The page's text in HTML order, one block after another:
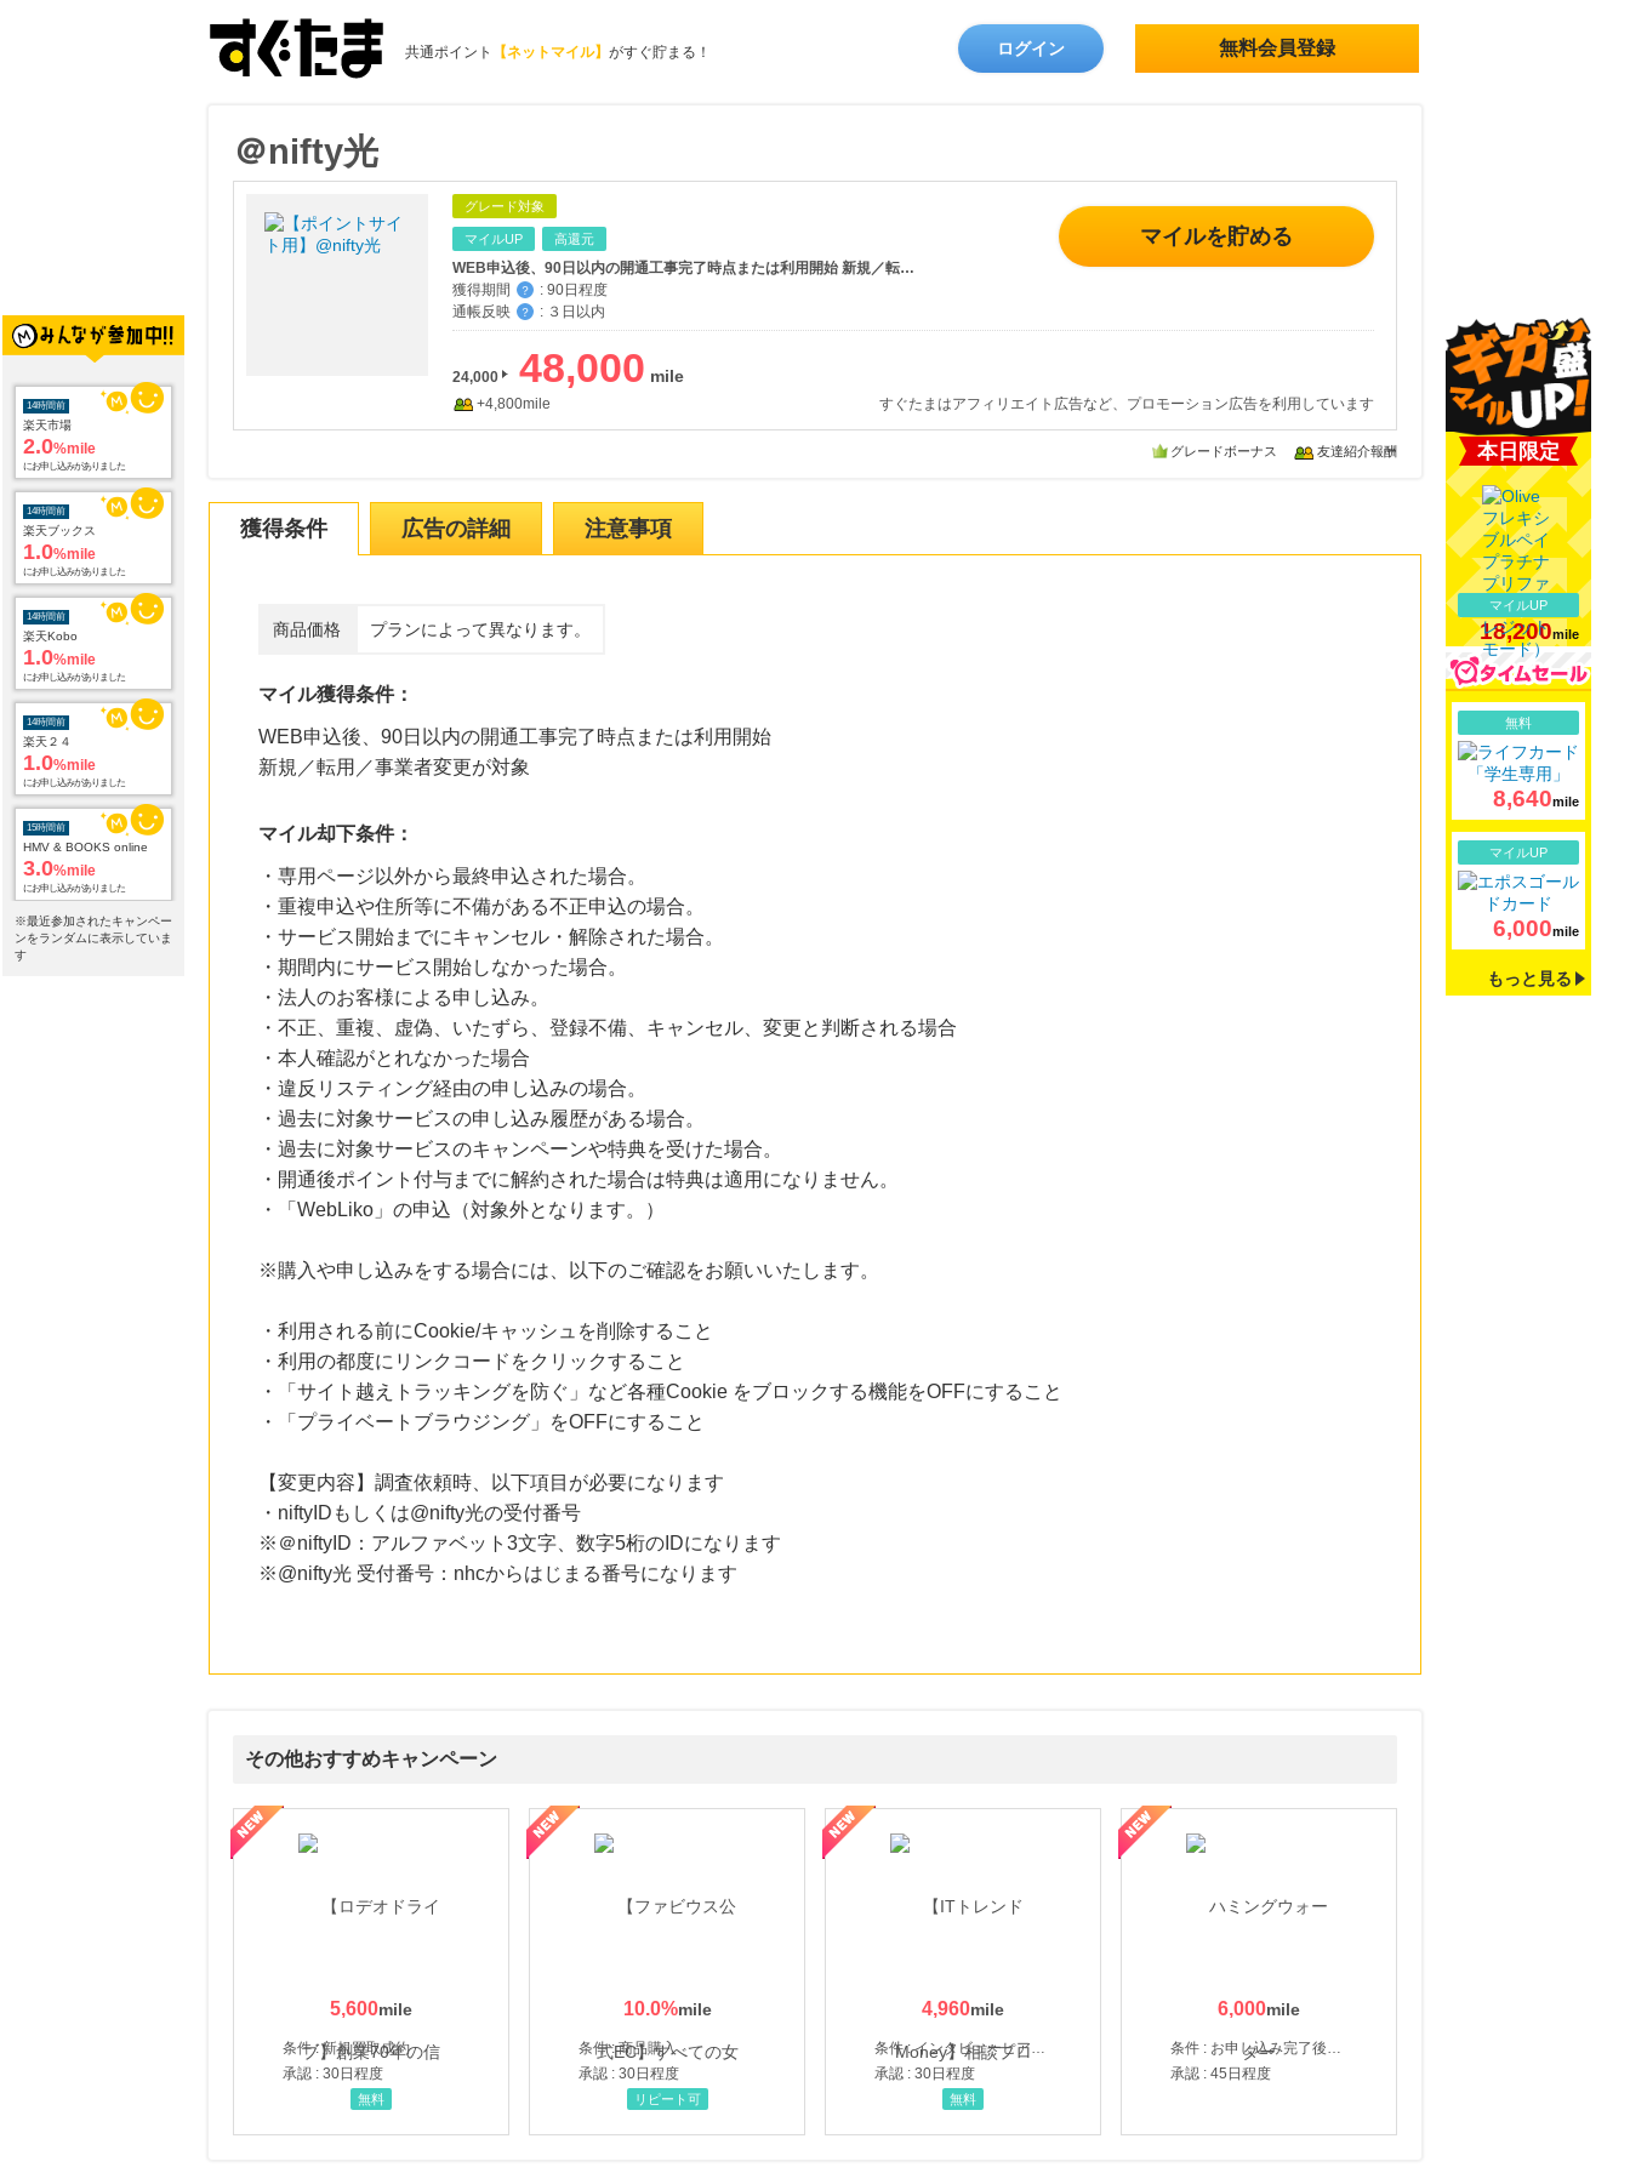
共通ポイント 【ネットマイル】 がすぐ貯まる！ ログイン 無料会員登録
14時間前
楽天市場
2.0%mile
にお申し込みがありました
14時間前
楽天ブックス
1.0%mile
にお申し込みがありました
14時間前
楽天Kobo
1.0%mile
にお申し込みがありました
14時間前
楽天２４
1.0%mile
にお申し込みがありました
15時間前
HMV & BOOKS online
3.0%mile
にお申し込みがありました
20時間前
Yahoo!ショッピング
※最近参加されたキャンペー
ンをランダムに表示していま
す
＠nifty光
グレード対象
マイルUP 高還元
WEB申込後、90日以内の開通工事完了時点または利用開始 新規／転用／事業者変更が対象
獲得期間
？ : 90日程度
通帳反映
？ : ３日以内
マイルを貯める
24,000 48,000
+4,800mile すぐたまはアフィリエイト広告など、プロモーション広告を利用しています
グレードボーナス 友達紹介報酬
獲得条件 広告の詳細 注意事項
商品価格 プランによって異なります。
マイル獲得条件：
WEB申込後、90日以内の開通工事完了時点または利用開始
新規／転用／事業者変更が対象
マイル却下条件：
・専用ページ以外から最終申込された場合。
・重複申込や住所等に不備がある不正申込の場合。
・サービス開始までにキャンセル・解除された場合。
・期間内にサービス開始しなかった場合。
・法人のお客様による申し込み。
・不正、重複、虚偽、いたずら、登録不備、キャンセル、変更と判断される場合
・本人確認がとれなかった場合
・違反リスティング経由の申し込みの場合。
・過去に対象サービスの申し込み履歴がある場合。
・過去に対象サービスのキャンペーンや特典を受けた場合。
・開通後ポイント付与までに解約された場合は特典は適用になりません。
・「WebLiko」の申込（対象外となります。）
※購入や申し込みをする場合には、以下のご確認をお願いいたします。
・利用される前にCookie/キャッシュを削除すること
・利用の都度にリンクコードをクリックすること
・「サイト越えトラッキングを防ぐ」など各種Cookie をブロックする機能をOFFにすること
・「プライベートブラウジング」をOFFにすること
【変更内容】調査依頼時、以下項目が必要になります
・niftyIDもしくは@nifty光の受付番号
※＠niftyID：アルファベット3文字、数字5桁のIDになります
※@nifty光 受付番号：nhcからはじまる番号になります
その他おすすめキャンペーン
5,600
条件 : 新規買取成約
承認 : 30日程度
無料
10.0%
条件 : 商品購入
承認 : 30日程度
くをテーマにした商品で女性の美を応援しています
リピート可
4,960
条件 : インタビューヒアリング完了
承認 : 30日程度
【ITトレンドMoney】相談プロモーション
無料
6,000
条件 : お申し込み完了後、決済登録完了と1ヶ月以内のサーバー初回設置。
承認 : 45日程度
ハミングウォーター【販売代理店】
本日限定
マイルUP
18,200mile
無料
8,640mile
マイルUP
6,000mile
もっと見る